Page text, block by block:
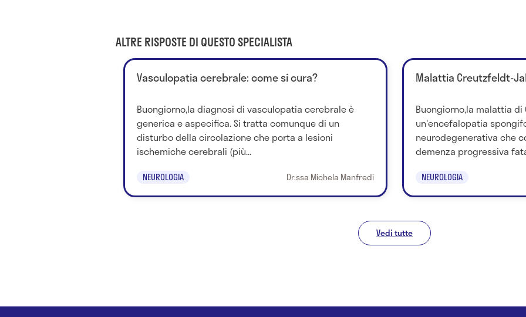
ALTRE RISPOSTE DI QUESTO SPECIALISTA
Vasculopatia cerebrale: come si cura?
Buongiorno,la diagnosi di vasculopatia cerebrale è
generica e aspecifica. Si tratta comunque di un
disturbo della circolazione che porta a lesioni
ischemiche cerebrali (più...
NEUROLOGIA Dr.ssa Michela Manfredi
Malattia Creutzfeldt-
Buongiorno,la malattia
un'encefalopatia
neurodegenerativa che
demenza progressiva
NEUROLOGIA
Vedi tutte